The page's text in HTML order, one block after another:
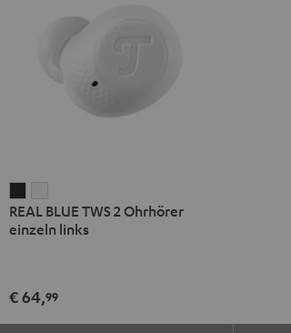
BLUE
TWS
einzeln
links
BLUE
TWS
einzeln
links
REAL BLUE TWS 2 Ohrhörer
einzeln links
€ 64,99